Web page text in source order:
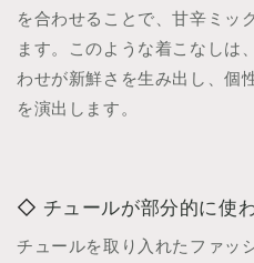
を合わせることで、甘辛ミッ
ます。このような着こなしは
わせが新鮮さを生み出し、個
を演出します。
チュールが部分的に使
チュールを取り入れたファッ